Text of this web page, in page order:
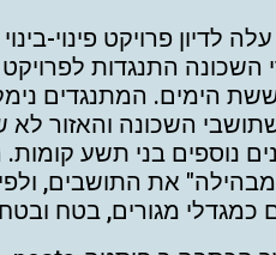
לדיון פרויקט פינוי-
התנגדות לפרויקט (10
לקום ברחוב ששת הימים.
השכונה והאזור לא
את התושבים, ולפיה